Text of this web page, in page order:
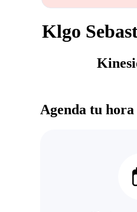
Klgo
Agenda tu hora